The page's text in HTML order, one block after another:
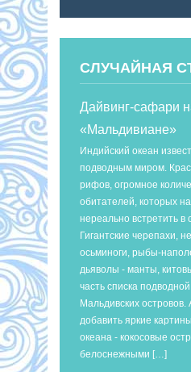
СЛУЧАЙНАЯ
Дайвинг-сафари
«Мальдивиане»
Индийский океан
подводным миром.
рифов, огромное
обитателей, которых
нереально встретить в
Гигантские черепахи,
осьминоги, рыбы-
дьяволы - манты,
часть списка
Мальдивских островов.
добавить яркие
океана - кокосовые
белоснежными […]